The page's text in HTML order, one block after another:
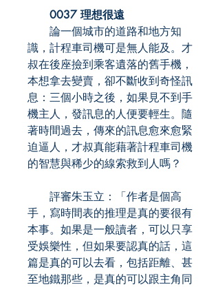
0037 理想很遠
論一個城市的道路和地方知
識，計程車司機可是無人能及。才
叔在後座撿到乘客遺落的舊手機，
本想拿去變賣，卻不斷收到奇怪訊
息：三個小時之後，如果見不到手
機主人，發訊息的人便要輕生。隨
著時間過去，傳來的訊息愈來愈緊
迫逼人，才叔真能藉著計程車司機
的智慧與稀少的線索救到人嗎？
評審朱玉立：「作者是個高
手，寫時間表的推理是真的要很有
本事。如果是一般讀者，可以只享
受娛樂性，但如果要認真的話，這
篇是真的可以去看，包括距離、甚
至地鐵那些，是真的可以跟主角同